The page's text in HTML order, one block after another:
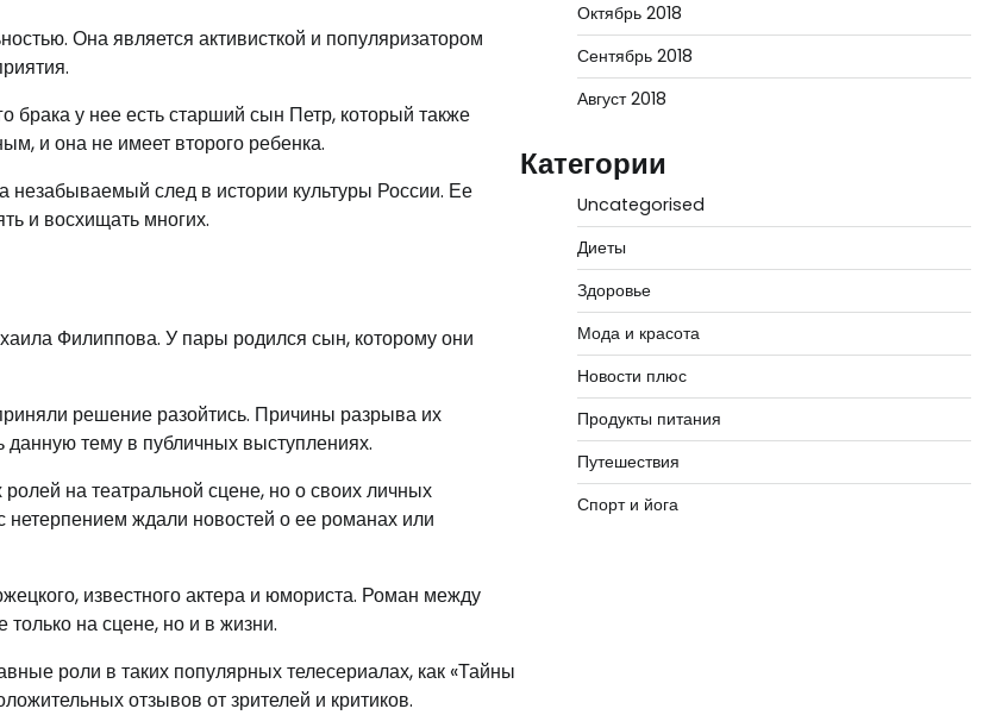
Она является активисткой и популяризатором
у нее есть старший сын Петр, который также
и она не имеет второго ребенка.
незабываемый след в истории культуры России. Ее
и восхищать многих.
Филиппова. У пары родился сын, которому они
решение разойтись. Причины разрыва их
данную тему в публичных выступлениях.
на театральной сцене, но о своих личных
ждали новостей о ее романах или
известного актера и юмориста. Роман между
на сцене, но и в жизни.
роли в таких популярных телесериалах, как «Тайны
отзывов от зрителей и критиков.
Октябрь 2018
Сентябрь 2018
Август 2018
Категории
Uncategorised
Диеты
Здоровье
Мода и красота
Новости плюс
Продукты питания
Путешествия
Спорт и йога